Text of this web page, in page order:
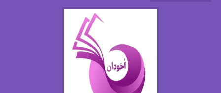
امیر فرهی
باران
بهار سلطانی
بهاره شیرازی